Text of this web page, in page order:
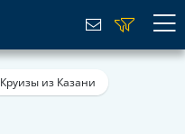
Круизы из Казани